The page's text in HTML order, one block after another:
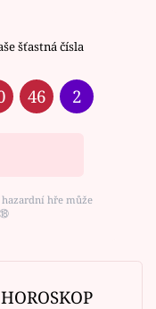
šťastná čísla
46 2
hře může
⑱